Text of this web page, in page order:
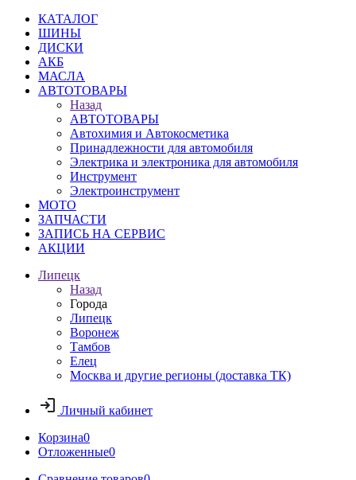
КАТАЛОГ
ШИНЫ
ДИСКИ
АКБ
МАСЛА
АВТОТОВАРЫ
Назад
АВТОТОВАРЫ
Автохимия и Автокосметика
Принадлежности для автомобиля
Электрика и электроника для автомобиля
Инструмент
Электроинструмент
МОТО
ЗАПЧАСТИ
ЗАПИСЬ НА СЕРВИС
АКЦИИ
Липецк
Назад
Города
Липецк
Воронеж
Тамбов
Елец
Москва и другие регионы (доставка ТК)
Личный кабинет
Корзина0
Отложенные0